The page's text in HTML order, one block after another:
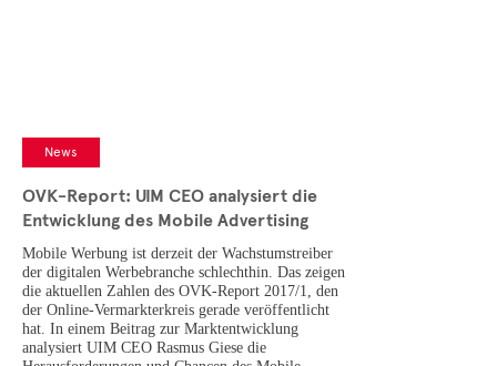
News
OVK-Report: UIM CEO analysiert die
Entwicklung des Mobile Advertising
Mobile Werbung ist derzeit der Wachstumstreiber
der digitalen Werbebranche schlechthin. Das zeigen
die aktuellen Zahlen des OVK-Report 2017/1, den
der Online-Vermarkterkreis gerade veröffentlicht
hat. In einem Beitrag zur Marktentwicklung
analysiert UIM CEO Rasmus Giese die